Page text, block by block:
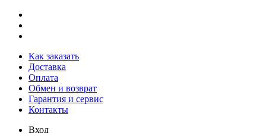
Как заказать
Доставка
Оплата
Обмен и возврат
Гарантия и сервис
Контакты
Вход